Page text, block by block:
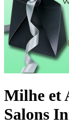
Milhe et
Salons